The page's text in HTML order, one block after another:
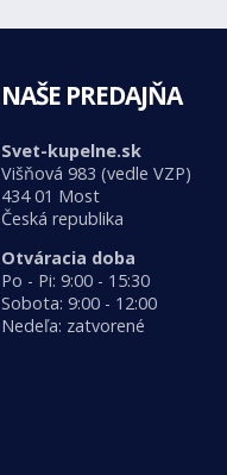
NAŠE PREDAJŇA
Svet-kupelne.sk
Višňová 983 (vedle VZP)
434 01 Most
Česká republika
Otváracia doba
Po - Pi: 9:00 - 15:30
Sobota: 9:00 - 12:00
Nedeľa: zatvorené